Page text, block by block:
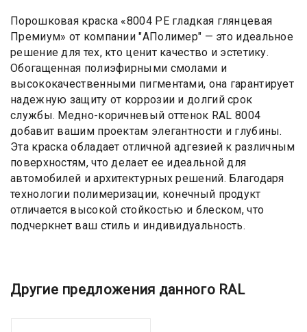
Порошковая краска «8004 PE гладкая глянцевая
Премиум» от компании "АПолимер" — это идеальное
решение для тех, кто ценит качество и эстетику.
Обогащенная полиэфирными смолами и
высококачественными пигментами, она гарантирует
надежную защиту от коррозии и долгий срок
службы. Медно-коричневый оттенок RAL 8004
добавит вашим проектам элегантности и глубины.
Эта краска обладает отличной адгезией к различным
поверхностям, что делает ее идеальной для
автомобилей и архитектурных решений. Благодаря
технологии полимеризации, конечный продукт
отличается высокой стойкостью и блеском, что
подчеркнет ваш стиль и индивидуальность.
Другие предложения данного RAL